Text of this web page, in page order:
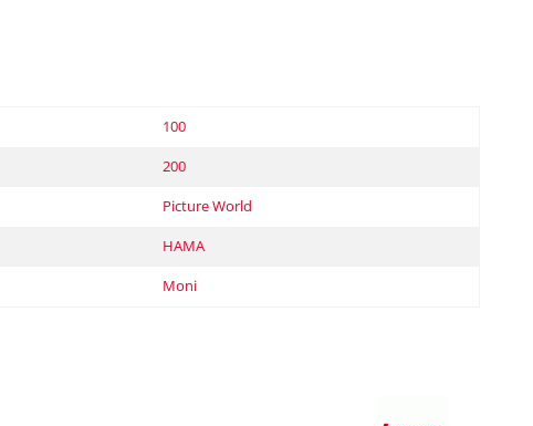
100
200
Picture World
HAMA
Moni